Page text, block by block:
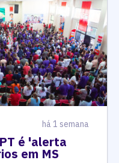
há 1 semana
é 'alerta
em MS